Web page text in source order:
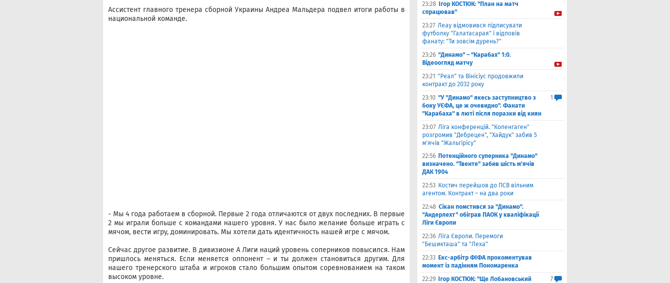
Ассистент главного тренера сборной Украины Андреа Мальдера подвел итоги работы в
национальной команде.
- Мы 4 года работаем в сборной. Первые 2 года отличаются от двух последних. В первые
2 мы играли больше с командами нашего уровня. У нас было желание больше играть с
мячом, вести игру, доминировать. Мы хотели дать идентичность нашей игре с мячом.
Сейчас другое развитие. В дивизионе А Лиги наций уровень соперников повысился. Нам
пришлось меняться. Если меняется оппонент – и ты должен становиться другим. Для
нашего тренерского штаба и игроков стало большим опытом соревнованием на таком
высоком уровне.
23:28
Ігор КОСТЮК: "План на матч
спрацював"
23:27 Леау відмовився підписувати
футболку "Галатасарая" і відповів
фанату: "Ти зовсім дурень?"
23:26 "Динамо" – "Карабах" 1:0.
Відеоогляд матчу
23:21 "Реал" та Вінісіус продовжили
контракт до 2032 року
23:10 "У "Динамо" якесь заступництво з
боку УЄФА, це ж очевидно". Фанати
"Карабаха" в люті після поразки від киян
1
23:07 Ліга конференцій. "Копенгаген"
розгромив "Дебрецен", "Хайдук" забив 5
м'ячів "Жальгірісу"
22:56 Потенційного суперника "Динамо"
визначено. "Твенте" забив шість м'ячів
ДАК 1904
22:53 Костич перейшов до ПСВ вільним
агентом. Контракт – на два роки
22:48 Сікан помстився за "Динамо".
"Андерлехт" обіграв ПАОК у кваліфікації
Ліги Європи
22:36 Ліга Європи. Перемоги
"Бешикташа" та "Леха"
22:33 Екс-арбітр ФІФА прокоментував
момент із падінням Пономаренка
22:29
Ігор КОСТЮК: "Ще Лобановський
7